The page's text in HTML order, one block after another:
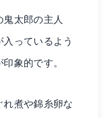
太郎の主人
っているよう
象的です。
煮や錦糸卵な